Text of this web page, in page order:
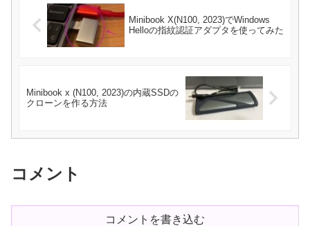
Minibook X(N100, 2023)でWindows
Helloの指紋認証アダプタを使ってみた
Minibook x (N100, 2023)の内蔵SSDの
クローンを作る方法
コメント
コメントを書き込む